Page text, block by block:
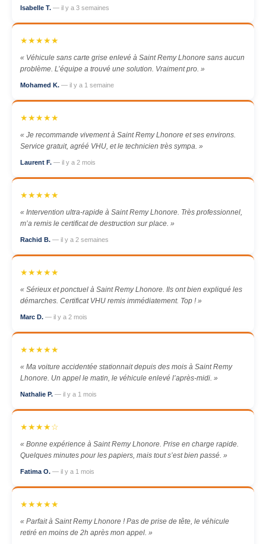
Isabelle T. — il y a 3 semaines
★★★★★
« Véhicule sans carte grise enlevé à Saint Remy Lhonore sans aucun
problème. L’équipe a trouvé une solution. Vraiment pro. »
Mohamed K. — il y a 1 semaine
★★★★★
« Je recommande vivement à Saint Remy Lhonore et ses environs.
Service gratuit, agréé VHU, et le technicien très sympa. »
Laurent F. — il y a 2 mois
★★★★★
« Intervention ultra-rapide à Saint Remy Lhonore. Très professionnel,
m’a remis le certificat de destruction sur place. »
Rachid B. — il y a 2 semaines
★★★★★
« Sérieux et ponctuel à Saint Remy Lhonore. Ils ont bien expliqué les
démarches. Certificat VHU remis immédiatement. Top ! »
Marc D. — il y a 2 mois
★★★★★
« Ma voiture accidentée stationnait depuis des mois à Saint Remy
Lhonore. Un appel le matin, le véhicule enlevé l’après-midi. »
Nathalie P. — il y a 1 mois
★★★★☆
« Bonne expérience à Saint Remy Lhonore. Prise en charge rapide.
Quelques minutes pour les papiers, mais tout s’est bien passé. »
Fatima O. — il y a 1 mois
★★★★★
« Parfait à Saint Remy Lhonore ! Pas de prise de tête, le véhicule
retiré en moins de 2h après mon appel. »